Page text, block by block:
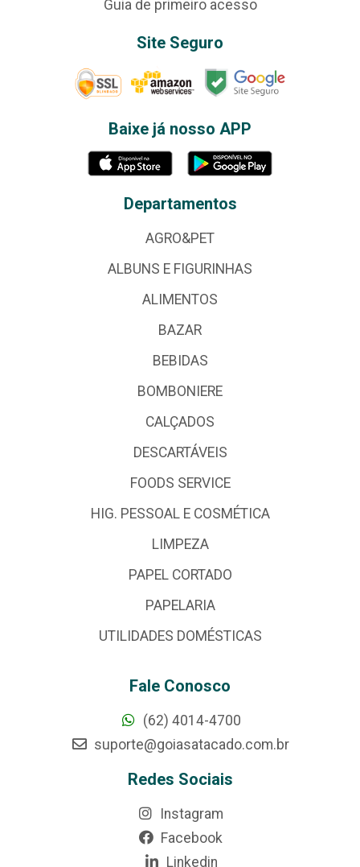
Guia de primeiro acesso
Site Seguro
Baixe já nosso APP
Departamentos
AGRO&PET
ALBUNS E FIGURINHAS
ALIMENTOS
BAZAR
BEBIDAS
BOMBONIERE
CALÇADOS
DESCARTÁVEIS
FOODS SERVICE
HIG. PESSOAL E COSMÉTICA
LIMPEZA
PAPEL CORTADO
PAPELARIA
UTILIDADES DOMÉSTICAS
Fale Conosco
(62) 4014-4700
suporte@goiasatacado.com.br
Redes Sociais
Instagram
Facebook
Linkedin